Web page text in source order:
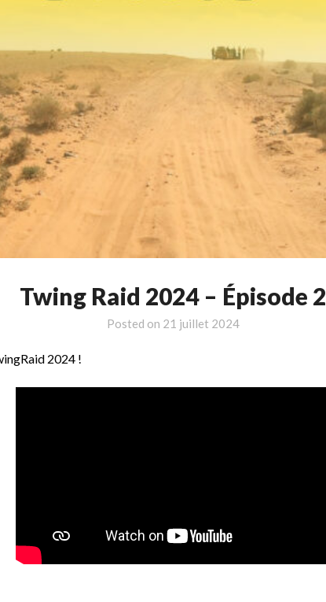
Twing Raid 2024 – Épisode 2
Posted on 21 juillet 2024
2024 !